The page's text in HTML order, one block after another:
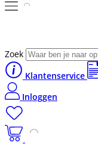
Zoek
Klantenservice
Inloggen